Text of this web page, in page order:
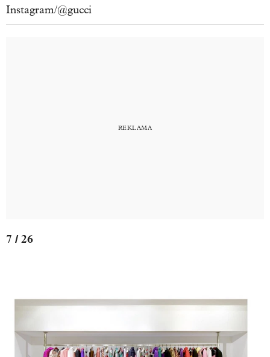
Instagram/@gucci
7 / 26